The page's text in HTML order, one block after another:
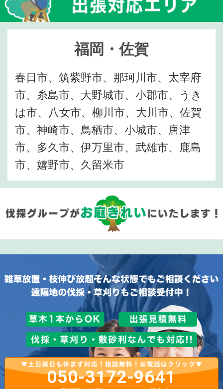
福岡・佐賀
春日市、筑紫野市、那珂川市、太宰府
市、糸島市、大野城市、小郡市、うき
は市、八女市、柳川市、大川市、佐賀
市、神崎市、鳥栖市、小城市、唐津
市、多久市、伊万里市、武雄市、鹿島
市、嬉野市、久留米市
050-3172-9641